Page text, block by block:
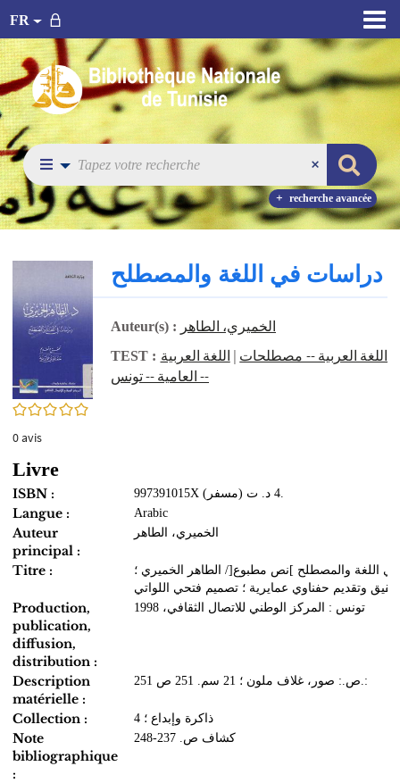
FR
recherche avancée
0/5
0avis
دراسات في اللغة والمصطلح
Auteur(s) : الخميري، الطاهر
TEST : اللغة العربية -- مصطلحات | اللغة العربية
-- العامية -- تونس
Livre
ISBN :
Langue : Arabic
Auteur
principal :
الخميري، الطاهر
Titre :
اللغة والمصطلح ]نص مطبوع[/ الطاهر الخميري ؛
وتقديم حفناوي عمايرية‏ ؛ ‏تصميم فتحي اللواتي
Production,
publication,
diffusion,
distribution :
تونس : المركز الوطني للاتصال الثقافي، 1998
Description
matérielle :
251 ص.: صور، غلاف ملون ؛ 21 سم. 251 ص.:
Collection : ذاكرة وإبداع ؛ 4
Note
bibliographique
:
كشاف ص. 237-248